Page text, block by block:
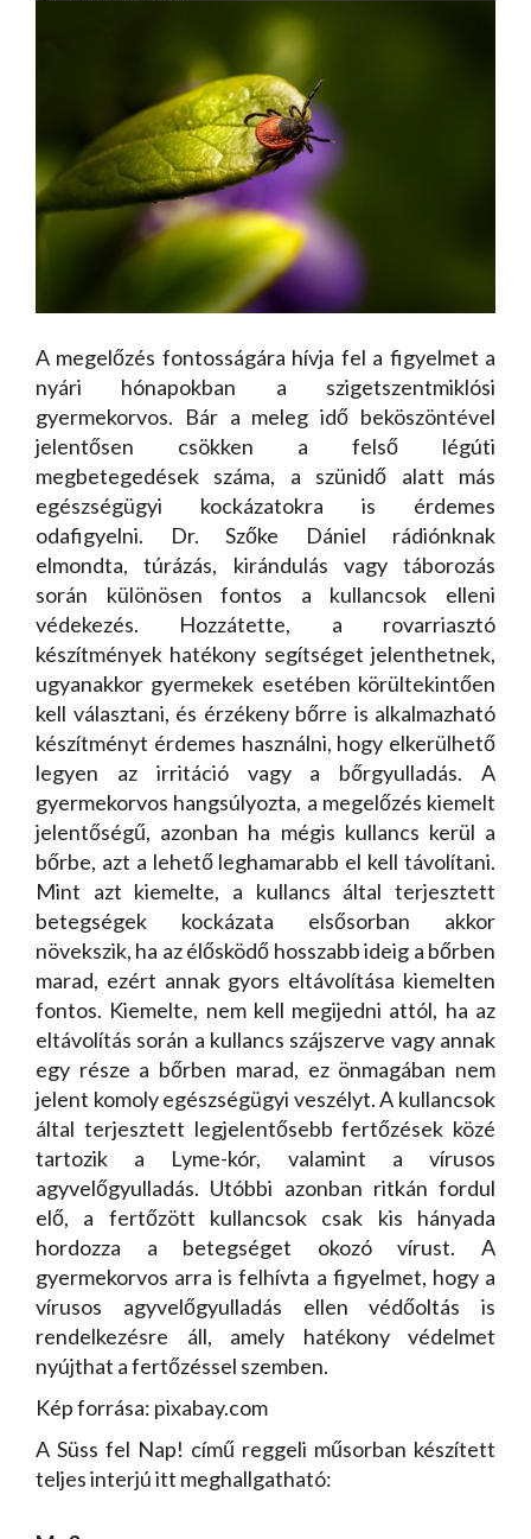
A megelőzés fontosságára hívja fel a figyelmet a
nyári hónapokban a szigetszentmiklósi
gyermekorvos. Bár a meleg idő beköszöntével
jelentősen csökken a felső légúti
megbetegedések száma, a szünidő alatt más
egészségügyi kockázatokra is érdemes
odafigyelni. Dr. Szőke Dániel rádiónknak
elmondta, túrázás, kirándulás vagy táborozás
során különösen fontos a kullancsok elleni
védekezés. Hozzátette, a rovarriasztó
készítmények hatékony segítséget jelenthetnek,
ugyanakkor gyermekek esetében körültekintően
kell választani, és érzékeny bőrre is alkalmazható
készítményt érdemes használni, hogy elkerülhető
legyen az irritáció vagy a bőrgyulladás. A
gyermekorvos hangsúlyozta, a megelőzés kiemelt
jelentőségű, azonban ha mégis kullancs kerül a
bőrbe, azt a lehető leghamarabb el kell távolítani.
Mint azt kiemelte, a kullancs által terjesztett
betegségek kockázata elsősorban akkor
növekszik, ha az élősködő hosszabb ideig a bőrben
marad, ezért annak gyors eltávolítása kiemelten
fontos. Kiemelte, nem kell megijedni attól, ha az
eltávolítás során a kullancs szájszerve vagy annak
egy része a bőrben marad, ez önmagában nem
jelent komoly egészségügyi veszélyt. A kullancsok
által terjesztett legjelentősebb fertőzések közé
tartozik a Lyme-kór, valamint a vírusos
agyvelőgyulladás. Utóbbi azonban ritkán fordul
elő, a fertőzött kullancsok csak kis hányada
hordozza a betegséget okozó vírust. A
gyermekorvos arra is felhívta a figyelmet, hogy a
vírusos agyvelőgyulladás ellen védőoltás is
rendelkezésre áll, amely hatékony védelmet
nyújthat a fertőzéssel szemben.
Kép forrása: pixabay.com
A Süss fel Nap! című reggeli műsorban készített
teljes interjú itt meghallgatható: